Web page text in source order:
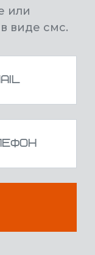
или
виде смс.